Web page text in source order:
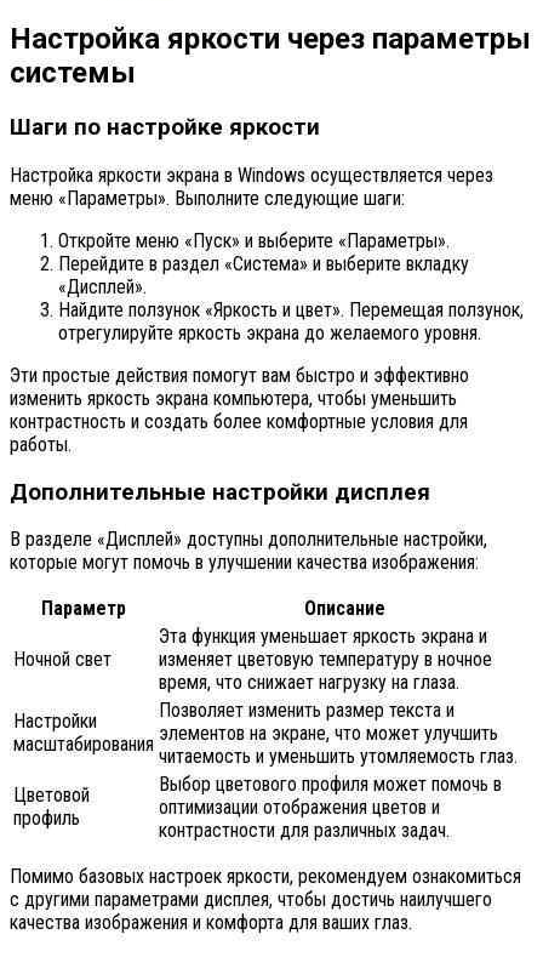
Настройка яркости через параметры
системы
Шаги по настройке яркости
Настройка яркости экрана в Windows осуществляется через
меню «Параметры». Выполните следующие шаги:
Откройте меню «Пуск» и выберите «Параметры».
Перейдите в раздел «Система» и выберите вкладку
«Дисплей».
Найдите ползунок «Яркость и цвет». Перемещая ползунок,
отрегулируйте яркость экрана до желаемого уровня.
Эти простые действия помогут вам быстро и эффективно
изменить яркость экрана компьютера, чтобы уменьшить
контрастность и создать более комфортные условия для
работы.
Дополнительные настройки дисплея
В разделе «Дисплей» доступны дополнительные настройки,
которые могут помочь в улучшении качества изображения:
Параметр
Описание
Ночной свет
Эта функция уменьшает яркость экрана и
изменяет цветовую температуру в ночное
время, что снижает нагрузку на глаза.
Настройки
масштабирования
Позволяет изменить размер текста и
элементов на экране, что может улучшить
читаемость и уменьшить утомляемость глаз.
Цветовой
профиль
Выбор цветового профиля может помочь в
оптимизации отображения цветов и
контрастности для различных задач.
Помимо базовых настроек яркости, рекомендуем ознакомиться
с другими параметрами дисплея, чтобы достичь наилучшего
качества изображения и комфорта для ваших глаз.